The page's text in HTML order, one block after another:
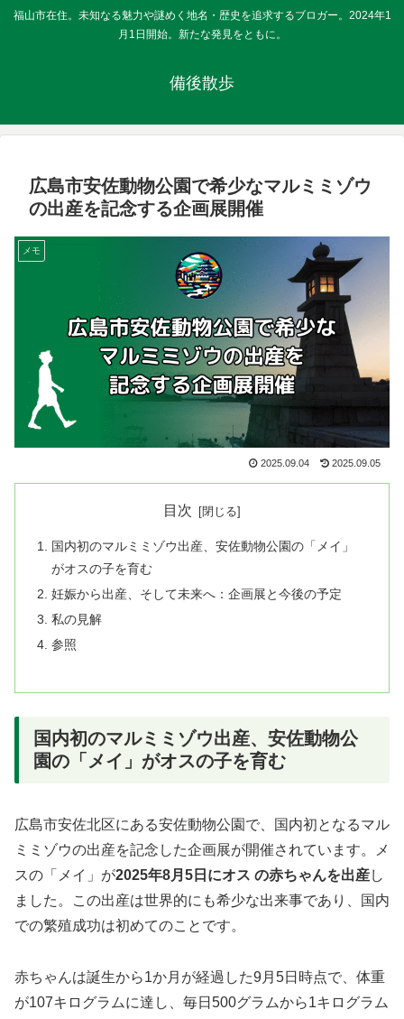
福山市在住。未知なる魅力や謎めく地名・歴史を追求するブロガー。2024年1
月1日開始。新たな発見をともに。
備後散歩
広島市安佐動物公園で希少なマルミミゾウ
の出産を記念する企画展開催
メモ
2025.09.04 2025.09.05
目次
国内初のマルミミゾウ出産、安佐動物公園の「メイ」
がオスの子を育む
妊娠から出産、そして未来へ：企画展と今後の予定
私の見解
参照
国内初のマルミミゾウ出産、安佐動物公
園の「メイ」がオスの子を育む
広島市安佐北区にある安佐動物公園で、国内初となるマル
ミミゾウの出産を記念した企画展が開催されています。メ
スの「メイ」が2025年8月5日にオス の赤ちゃんを出産し
ました。この出産は世界的にも希少な出来事であり、国内
での繁殖成功は初めてのことです。
赤ちゃんは誕生から1か月が経過した9月5日時点で、体重
が107キログラムに達し、毎日500グラムから1キログラム